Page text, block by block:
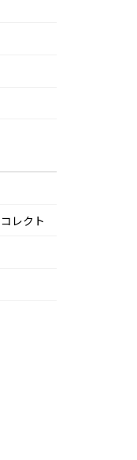
レクト